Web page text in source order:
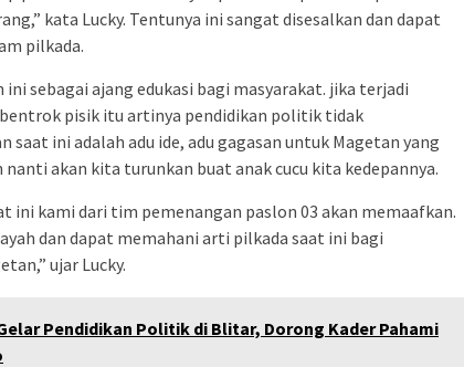
kata Lucky. Tentunya ini sangat disesalkan dan dapat
pilkada.
sebagai ajang edukasi bagi masyarakat. jika terjadi
pisik itu artinya pendidikan politik tidak
saat ini adalah adu ide, adu gagasan untuk Magetan yang
akan kita turunkan buat anak cucu kita kedepannya.
ini kami dari tim pemenangan paslon 03 akan memaafkan.
dan dapat memahani arti pilkada saat ini bagi
ujar Lucky.
Pendidikan Politik di Blitar, Dorong Kader Pahami